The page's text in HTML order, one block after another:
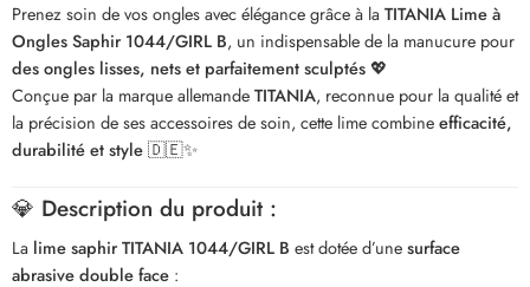
Prenez soin de vos ongles avec élégance grâce à la TITANIA Lime à
Ongles Saphir 1044/GIRL B, un indispensable de la manucure pour
des ongles lisses, nets et parfaitement sculptés 💖
Conçue par la marque allemandeTITANIA, reconnue pour la qualité et
la précision de ses accessoires de soin, cette lime combineefficacité,
durabilité et style🇩🇪✨
💎 Description du produit :
La lime saphir TITANIA 1044/GIRL B est dotée d’unesurface
abrasive double face :